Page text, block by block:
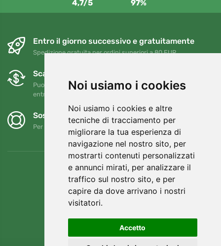
Noi usiamo i cookies
Noi usiamo i cookies e altre
tecniche di tracciamento per
migliorare la tua esperienza di
navigazione nel nostro sito, per
mostrarti contenuti personalizzati
e annunci mirati, per analizzare il
traffico sul nostro sito, e per
capire da dove arrivano i nostri
visitatori.
Accetto
4,7/5 97%
Entro il giorno successivo e gratuitamente
Spedizione gratuita per ordini superiori a 80 EUR
Scambi e resi gratuiti
Puoi restituire o cambiare il tuo ordine in qualsiasi momento
entro 90 giorni
Sosteniamo Trees.org
Per ogni ordine piantiamo un albero! Leggi di più